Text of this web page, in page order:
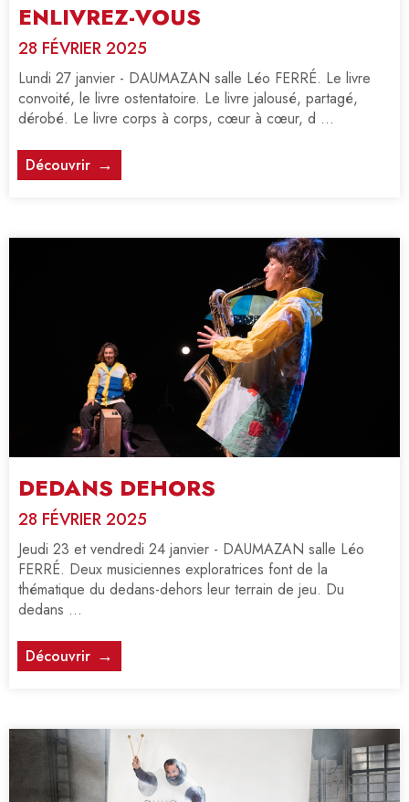
ENLIVREZ-VOUS
28 FÉVRIER 2025
Lundi 27 janvier - DAUMAZAN salle Léo FERRÉ. Le livre
convoité, le livre ostentatoire. Le livre jalousé, partagé,
dérobé. Le livre corps à corps, cœur à cœur, d ...
Découvrir
DEDANS DEHORS
28 FÉVRIER 2025
Jeudi 23 et vendredi 24 janvier - DAUMAZAN salle Léo
FERRÉ. Deux musiciennes exploratrices font de la
thématique du dedans-dehors leur terrain de jeu. Du
dedans ...
Découvrir